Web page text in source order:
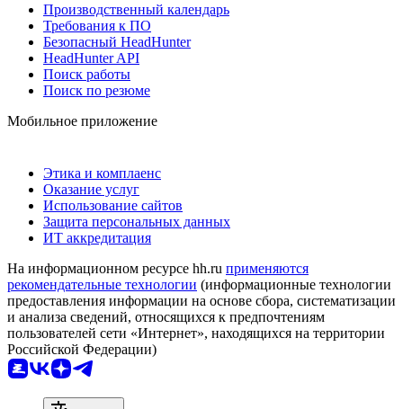
Производственный календарь
Требования к ПО
Безопасный HeadHunter
HeadHunter API
Поиск работы
Поиск по резюме
Мобильное приложение
Этика и комплаенс
Оказание услуг
Использование сайтов
Защита персональных данных
ИТ аккредитация
На информационном ресурсе hh.ru применяются
рекомендательные технологии (информационные технологии
предоставления информации на основе сбора, систематизации
и анализа сведений, относящихся к предпочтениям
пользователей сети «Интернет», находящихся на территории
Российской Федерации)